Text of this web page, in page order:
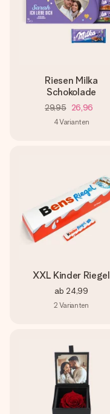
Riesen Milka
Schokolade
29,95 26,96
4Varianten
XXL Kinder Riegel
ab 24,99
2 Varianten